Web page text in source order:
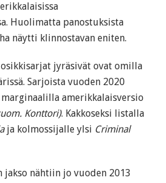
Huolimatta panostuksista
näytti klinnostavan eniten.
jyräsivät ovat omilla
Sarjoista vuoden 2020
amerikkalaisversio
Konttori). Kakkoseksi listalla
ja kolmossijalle ylsi Criminal
jakso nähtiin jo vuoden 2013